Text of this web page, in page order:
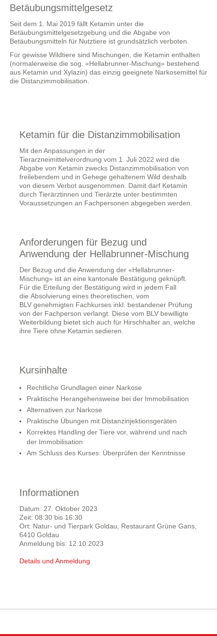
Betäubungsmittelgesetz
Seit dem 1. Mai 2019 fällt Ketamin unter die
Betäubungsmittelgesetzgebung und die Abgabe von
Betäubungsmitteln für Nutztiere ist grundsätzlich verboten.
Für gewisse Wildtiere sind Mischungen, die Ketamin enthalten
(normalerweise die sog. «Hellabrunner-Mischung» bestehend
aus Ketamin und Xylazin) das einzig geeignete Narkosemittel für
die Distanzimmobilisation.
Ketamin für die Distanzimmobilisation
Mit den Anpassungen in der
Tierarzneimittelverordnung vom 1. Juli 2022 wird die
Abgabe von Ketamin zwecks Distanzimmobilisation von
freilebendem und in Gehege gehaltenem Wild deshalb
von diesem Verbot ausgenommen. Damit darf Ketamin
durch Tierärztinnen und Tierärzte unter bestimmten
Voraussetzungen an Fachpersonen abgegeben werden.
Anforderungen für Bezug und
Anwendung der Hellabrunner-Mischung
Der Bezug und die Anwendung der «Hellabrunner-
Mischung» ist an eine kantonale Bestätigung geknüpft.
Für die Erteilung der Bestätigung wird in jedem Fall
die Absolvierung eines theoretischen, vom
BLV genehmigten Fachkurses inkl. bestandener Prüfung
von der Fachperson verlangt. Diese vom BLV bewilligte
Weiterbildung bietet sich auch für Hirschhalter an, welche
ihre Tiere ohne Ketamin sedieren.
Kursinhalte
Rechtliche Grundlagen einer Narkose
Praktische Herangehensweise bei der Immobilisation
Alternativen zur Narkose
Praktische Übungen mit Distanzinjektionsgeräten
Korrektes Handling der Tiere vor, während und nach
der Immobilisation
Am Schluss des Kurses: Überprüfen der Kenntnisse
Informationen
Datum: 27. Oktober 2023
Zeit: 08:30 bis 16:30
Ort: Natur- und Tierpark Goldau, Restaurant Grüne Gans,
6410 Goldau
Anmeldung bis: 12.10.2023
Details und Anmeldung